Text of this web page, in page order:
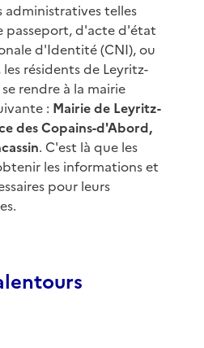
administratives telles
passeport, d'acte d'état
d'Identité (CNI), ou
résidents de Leyritz-
rendre à la mairie
: Mairie de Leyritz-
des Copains-d'Abord,
. C'est là que les
les informations et
pour leurs